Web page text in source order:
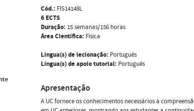
Cód.: FIS14148L
6 ECTS
Duração: 15 semanas/156 horas
Área Científica: Física
Língua(s) de lecionação: Português
Língua(s) de apoio tutorial: Português
Apresentação
A UC fornece os conhecimentos necessários à